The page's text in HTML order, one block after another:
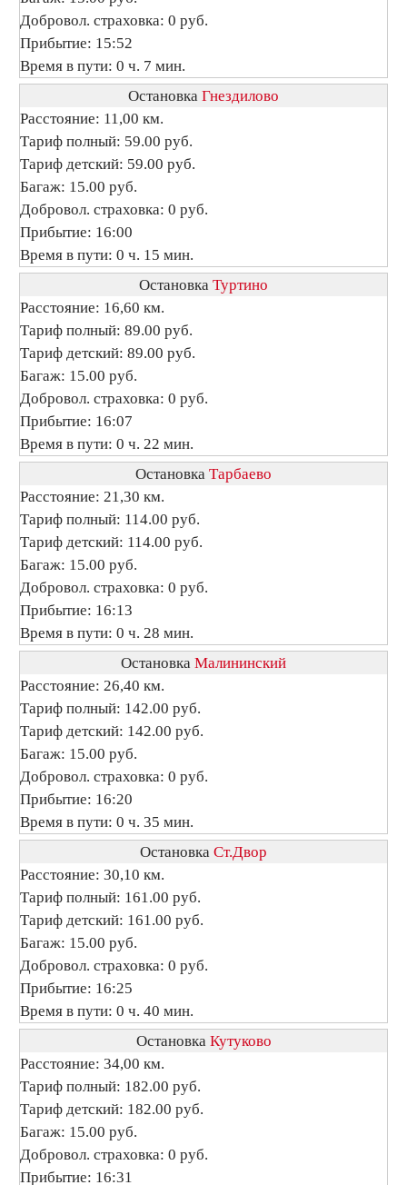
Добровол. страховка: 0 руб.
Прибытие: 15:52
Время в пути: 0 ч. 7 мин.
Остановка Гнездилово
Расстояние: 11,00 км.
Тариф полный: 59.00 руб.
Тариф детский: 59.00 руб.
Багаж: 15.00 руб.
Добровол. страховка: 0 руб.
Прибытие: 16:00
Время в пути: 0 ч. 15 мин.
Остановка Туртино
Расстояние: 16,60 км.
Тариф полный: 89.00 руб.
Тариф детский: 89.00 руб.
Багаж: 15.00 руб.
Добровол. страховка: 0 руб.
Прибытие: 16:07
Время в пути: 0 ч. 22 мин.
Остановка Тарбаево
Расстояние: 21,30 км.
Тариф полный: 114.00 руб.
Тариф детский: 114.00 руб.
Багаж: 15.00 руб.
Добровол. страховка: 0 руб.
Прибытие: 16:13
Время в пути: 0 ч. 28 мин.
Остановка Малининский
Расстояние: 26,40 км.
Тариф полный: 142.00 руб.
Тариф детский: 142.00 руб.
Багаж: 15.00 руб.
Добровол. страховка: 0 руб.
Прибытие: 16:20
Время в пути: 0 ч. 35 мин.
Остановка Ст.Двор
Расстояние: 30,10 км.
Тариф полный: 161.00 руб.
Тариф детский: 161.00 руб.
Багаж: 15.00 руб.
Добровол. страховка: 0 руб.
Прибытие: 16:25
Время в пути: 0 ч. 40 мин.
Остановка Кутуково
Расстояние: 34,00 км.
Тариф полный: 182.00 руб.
Тариф детский: 182.00 руб.
Багаж: 15.00 руб.
Добровол. страховка: 0 руб.
Прибытие: 16:31